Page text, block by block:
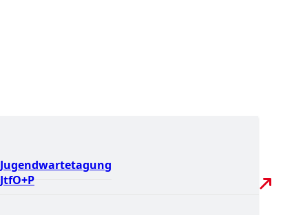
Jugendwartetagung
JtfO+P